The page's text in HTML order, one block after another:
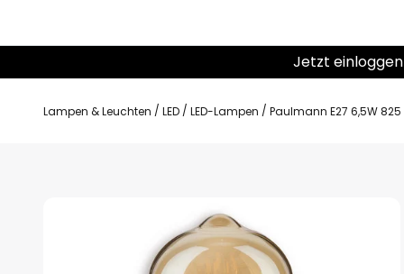
Jetzt
Lampen & Leuchten LED LED-Lampen Paulmann E27 6,5W